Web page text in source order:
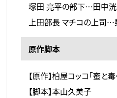
塚田 亮平の部下…田中
上田部長 マチコの上司
原作脚本
【原作】柏屋コッコ「蜜と
【脚本】本山久美子